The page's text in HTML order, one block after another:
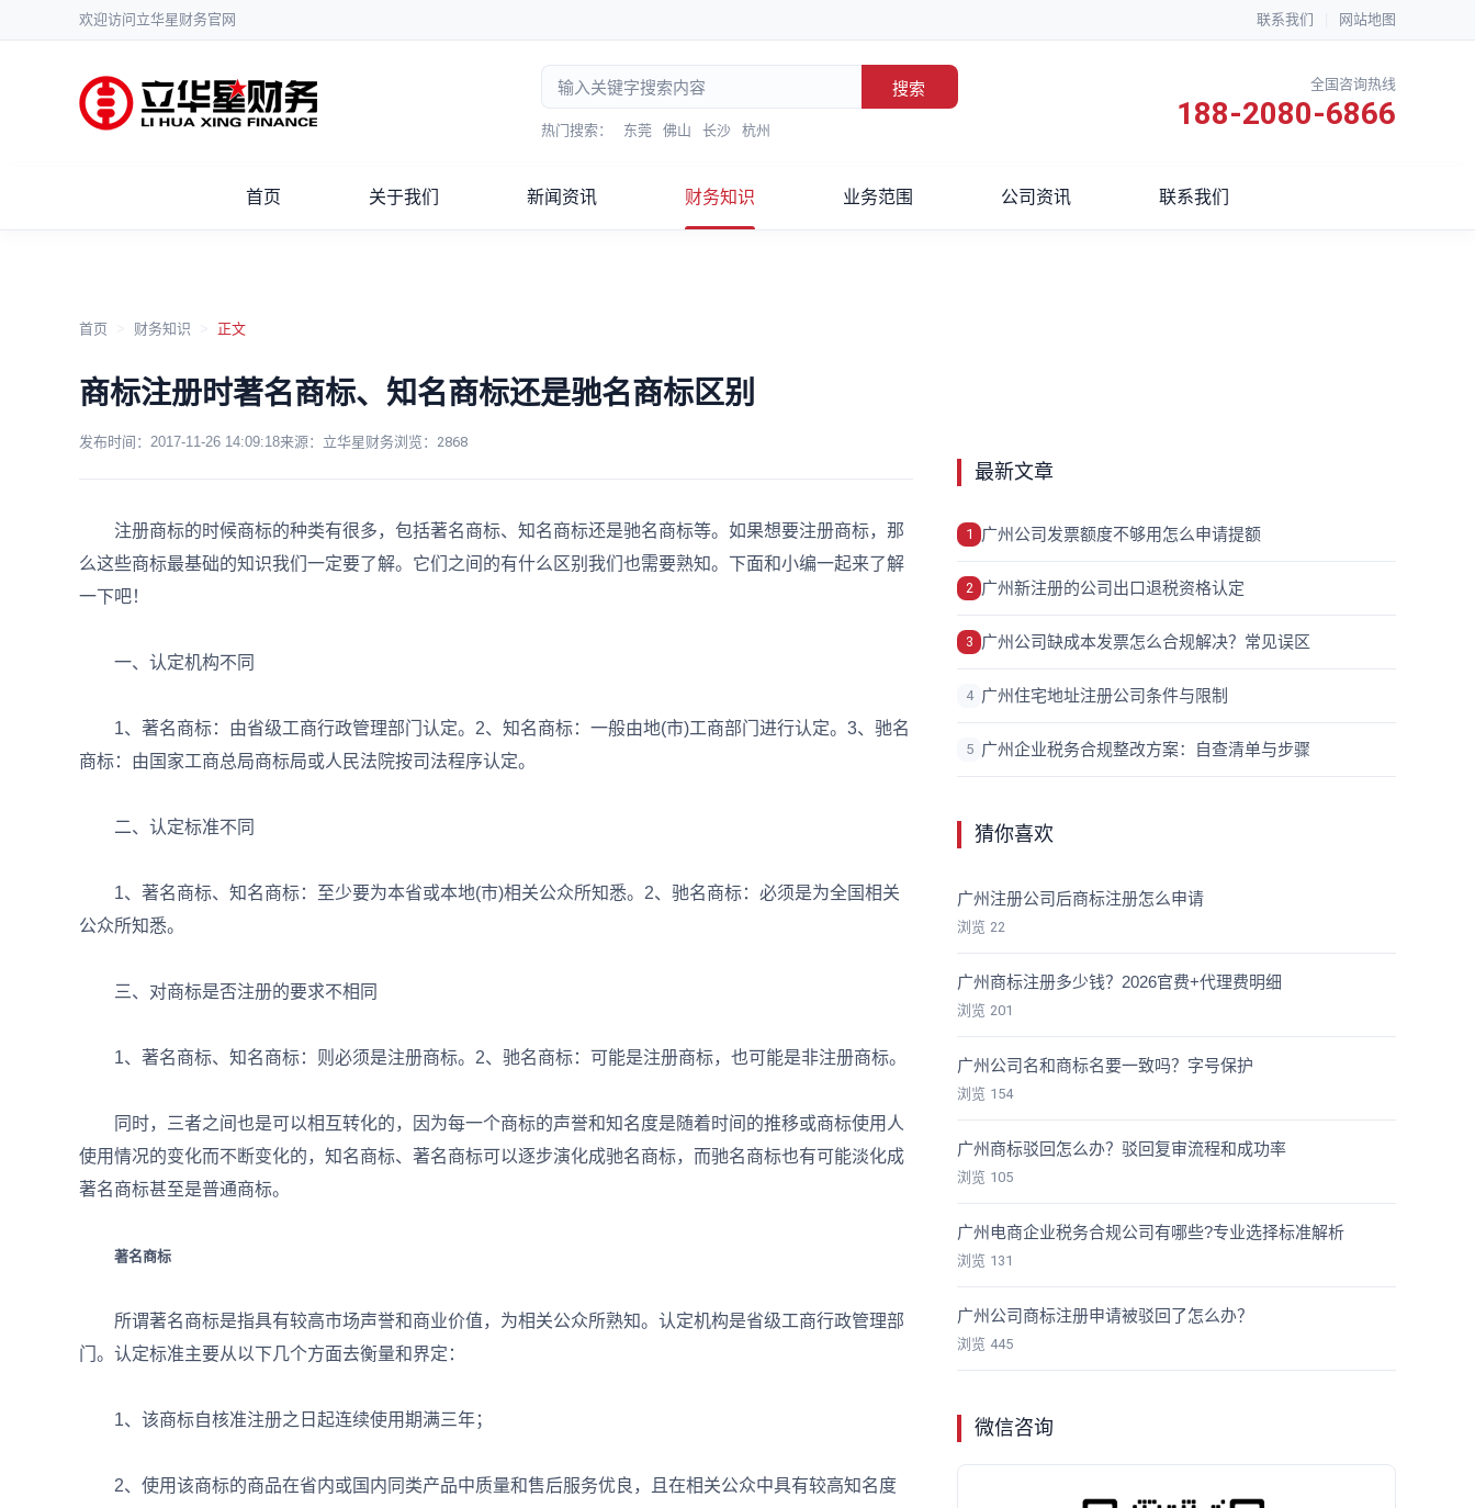
欢迎访问立华星财务官网 联系我们 网站地图
搜索
热门搜索： 东莞 佛山 长沙 杭州
全国咨询热线
188-2080-6866
首页 关于我们 新闻资讯 财务知识 业务范围 公司资讯 联系我们
首页 财务知识 正文
商标注册时著名商标、知名商标还是驰名商标区别
发布时间： 2017-11-26 14:09:18来源：立华星财务浏览： 2868
注册商标的时候商标的种类有很多，包括著名商标、知名商标还是驰名商标等。如果想要注册商标，那
么这些商标最基础的知识我们一定要了解。它们之间的有什么区别我们也需要熟知。下面和小编一起来了解
一下吧！
一、认定机构不同
1、著名商标：由省级工商行政管理部门认定。2、知名商标：一般由地(市)工商部门进行认定。3、驰名
商标：由国家工商总局商标局或人民法院按司法程序认定。
二、认定标准不同
1、著名商标、知名商标：至少要为本省或本地(市)相关公众所知悉。2、驰名商标：必须是为全国相关
公众所知悉。
三、对商标是否注册的要求不相同
1、著名商标、知名商标：则必须是注册商标。2、驰名商标：可能是注册商标，也可能是非注册商标。
同时，三者之间也是可以相互转化的，因为每一个商标的声誉和知名度是随着时间的推移或商标使用人
使用情况的变化而不断变化的，知名商标、著名商标可以逐步演化成驰名商标，而驰名商标也有可能淡化成
著名商标甚至是普通商标。
著名商标
所谓著名商标是指具有较高市场声誉和商业价值，为相关公众所熟知。认定机构是省级工商行政管理部
门。认定标准主要从以下几个方面去衡量和界定：
1、该商标自核准注册之日起连续使用期满三年；
2、使用该商标的商品在省内或国内同类产品中质量和售后服务优良，且在相关公众中具有较高知名度
最新文章
1 广州公司发票额度不够用怎么申请提额
2 广州新注册的公司出口退税资格认定
3 广州公司缺成本发票怎么合规解决？常见误区
4 广州住宅地址注册公司条件与限制
5 广州企业税务合规整改方案：自查清单与步骤
猜你喜欢
广州注册公司后商标注册怎么申请
浏览 22
广州商标注册多少钱？2026官费+代理费明细
浏览 201
广州公司名和商标名要一致吗？字号保护
浏览 154
广州商标驳回怎么办？驳回复审流程和成功率
浏览 105
广州电商企业税务合规公司有哪些?专业选择标准解析
浏览 131
广州公司商标注册申请被驳回了怎么办？
浏览 445
微信咨询